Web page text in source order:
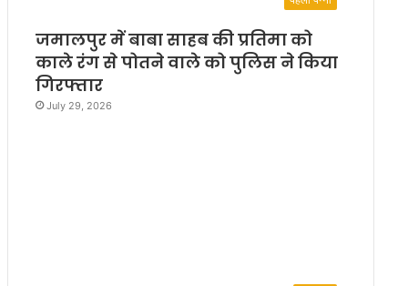
जमालपुर में बाबा साहब की प्रतिमा को
काले रंग से पोतने वाले को पुलिस ने किया
गिरफ्तार
July 29, 2026